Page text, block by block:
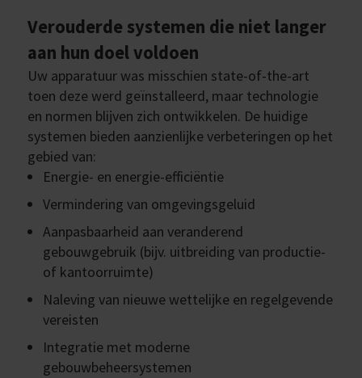
Verouderde systemen die niet langer
aan hun doel voldoen
Uw apparatuur was misschien state-of-the-art
toen deze werd geïnstalleerd, maar technologie
en normen blijven zich ontwikkelen. De huidige
systemen bieden aanzienlijke verbeteringen op het
gebied van:
Energie- en energie-efficiëntie
Vermindering van omgevingsgeluid
Aanpasbaarheid aan veranderend
gebouwgebruik (bijv. uitbreiding van productie-
of kantoorruimte)
Naleving van nieuwe wettelijke en regelgevende
vereisten
Integratie met moderne
gebouwbeheersystemen